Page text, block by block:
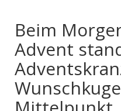
Beim
Advent